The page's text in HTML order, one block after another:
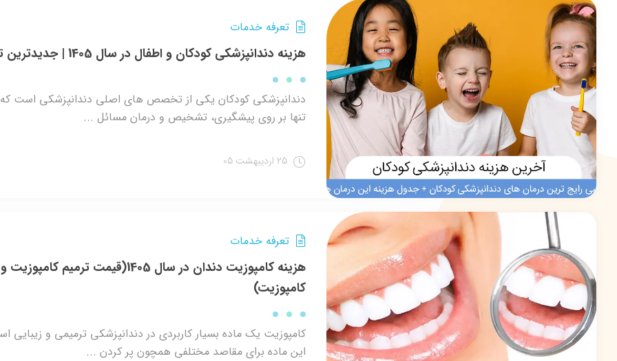
تعرفه خدمات
هزینه دندانپزشکی کودکان و اطفال در سال 1405 | جدیدترین تعرفه ها
دندانپزشکی کودکان یکی از تخصص های اصلی دندانپزشکی است
تنها بر روی پیشگیری، تشخیص و درمان مسائل ...
تعرفه خدمات
هزینه کامپوزیت دندان در سال 1405(قیمت ترمیم
کامپوزیت)
کامپوزیت یک ماده بسیار کاربردی در دندانپزشکی ترمیمی و زیبایی
این ماده برای مقاصد مختلفی همچون پر کردن ...